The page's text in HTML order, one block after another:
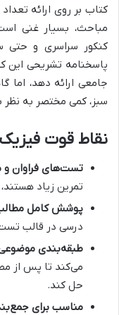
کتاب بر روی ارائه
مباحث، بسیار غنی
کنکور سراسری و حتی
پاسخنامه تشریحی این
جامعی ارائه دهد،
سبز، کمی مختصر به نظر
نقاط قوت
تست‌های فراوان و
تمرین زیاد
پوشش کامل
درسی در قالب
طبقه‌بندی
می‌کند تا پس از
حل کند.
مناسب برای